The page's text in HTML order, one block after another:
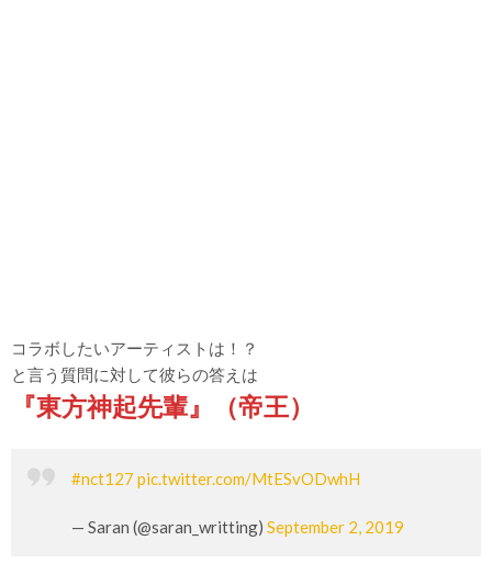
コラボしたいアーティストは！？
と言う質問に対して彼らの答えは
『東方神起先輩』（帝王）
#nct127 pic.twitter.com/MtESvODwhH
— Saran (@saran_writting) September 2, 2019